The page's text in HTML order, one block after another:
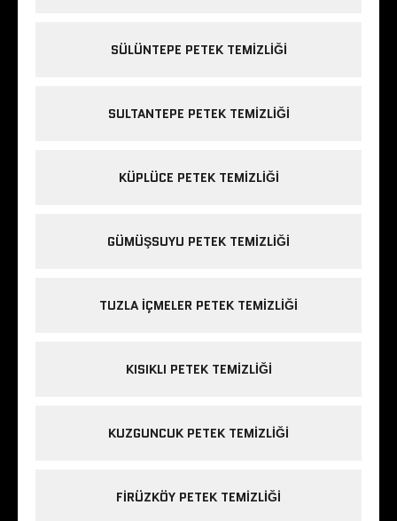
SÜLÜNTEPE PETEK TEMIZLIĞI
SULTANTEPE PETEK TEMIZLIĞI
KÜPLÜCE PETEK TEMIZLIĞI
GÜMÜŞSUYU PETEK TEMIZLIĞI
TUZLA IÇMELER PETEK TEMIZLIĞI
KISIKLI PETEK TEMIZLIĞI
KUZGUNCUK PETEK TEMIZLIĞI
FIRÜZKÖY PETEK TEMIZLIĞI